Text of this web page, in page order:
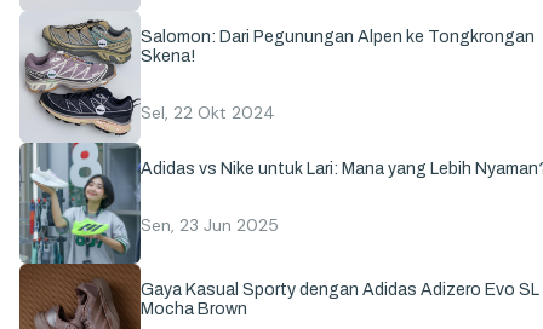
Salomon: Dari Pegunungan Alpen ke Tongkrongan
Skena!
Sel, 22 Okt 2024
Adidas vs Nike untuk Lari: Mana yang Lebih
Sen, 23 Jun 2025
Gaya Kasual Sporty dengan Adidas Adizero Evo SL
Mocha Brown